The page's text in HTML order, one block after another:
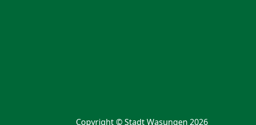
Copyright © Stadt Wasungen 2026